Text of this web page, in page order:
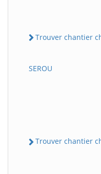
Trouver chantier
SEROU
Trouver chantier